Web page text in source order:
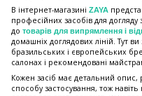
В інтернет-магазині ZAYA
професійних засобів для догляду
до товарів для випрямлення і
домашніх доглядових ліній. Тут
бразильських і європейських
салонах і рекомендовані
Кожен засіб має детальний опис,
способу застосування, тож